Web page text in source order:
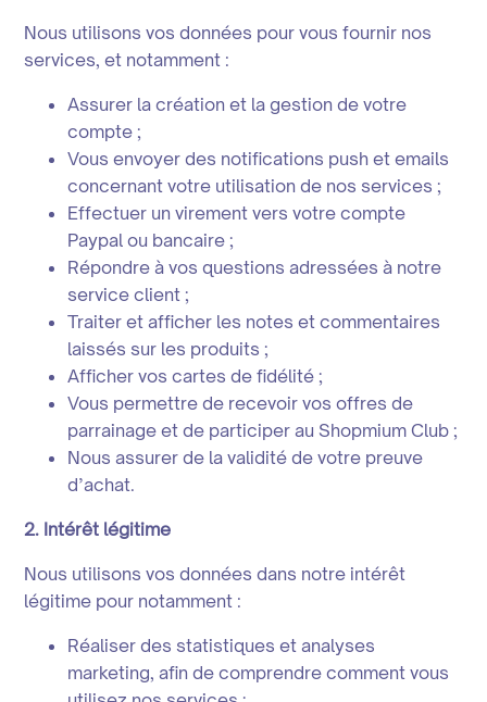
Nous utilisons vos données pour vous fournir nos
services, et notamment :
Assurer la création et la gestion de votre
compte ;
Vous envoyer des notifications push et emails
concernant votre utilisation de nos services ;
Effectuer un virement vers votre compte
Paypal ou bancaire ;
Répondre à vos questions adressées à notre
service client ;
Traiter et afficher les notes et commentaires
laissés sur les produits ;
Afficher vos cartes de fidélité ;
Vous permettre de recevoir vos offres de
parrainage et de participer au Shopmium Club ;
Nous assurer de la validité de votre preuve
d’achat.
2. Intérêt légitime
Nous utilisons vos données dans notre intérêt
légitime pour notamment :
Réaliser des statistiques et analyses
marketing, afin de comprendre comment vous